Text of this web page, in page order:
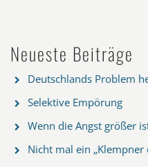
Neueste Beiträge
Deutschlands Problem
Selektive Empörung
Wenn die Angst größer
Nicht mal ein „Klempner